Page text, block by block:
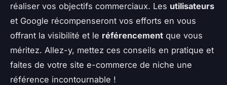
réaliser vos objectifs commerciaux. Les utilisateurs
et Google récompenseront vos efforts en vous
offrant la visibilité et le référencement que vous
méritez. Allez-y, mettez ces conseils en pratique et
faites de votre site e-commerce de niche une
référence incontournable !